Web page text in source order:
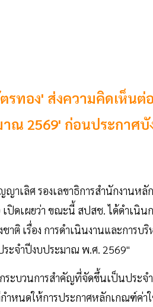
ทอง' ส่งความคิดเห็นต่
ณ 2569' ก่อนประกาศบั
าเลิศ รองเลขาธิการสำนักงานห
ดเผยว่า ขณะนี้ สปสช. ได้ดำเนิน
ติ เรื่อง การดำเนินงานและการ
ระจำปีงบประมาณ พ.ศ. 2569"
ระบวนการสำคัญที่จัดขึ้นเป็นประ
หนดให้การประกาศหลักเกณฑ์ค่า